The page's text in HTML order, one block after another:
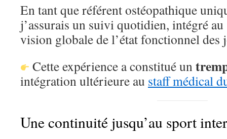
En tant que référent ostéopathique
j’assurais un suivi quotidien, intégré
vision globale de l’état fonctionnel des
Cette expérience a constitué un
intégration ultérieure au staff médical
Une continuité jusqu’au sport